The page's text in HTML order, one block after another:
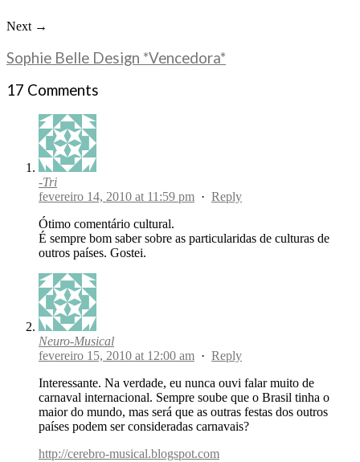
Next →
Sophie Belle Design *Vencedora*
17 Comments
-Tri
fevereiro 14, 2010 at 11:59 pm · Reply
Ótimo comentário cultural.
É sempre bom saber sobre as particularidas de culturas de
outros países. Gostei.
Neuro-Musical
fevereiro 15, 2010 at 12:00 am · Reply
Interessante. Na verdade, eu nunca ouvi falar muito de
carnaval internacional. Sempre soube que o Brasil tinha o
maior do mundo, mas será que as outras festas dos outros
países podem ser consideradas carnavais?
http://cerebro-musical.blogspot.com